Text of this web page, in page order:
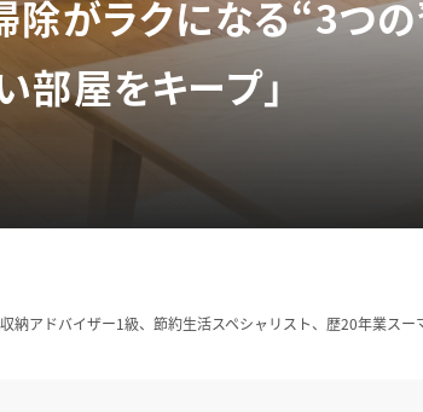
除がラクになる“3つ
部屋をキープ」
納アドバイザー1級、節約生活スペシャリスト、歴20年業スー